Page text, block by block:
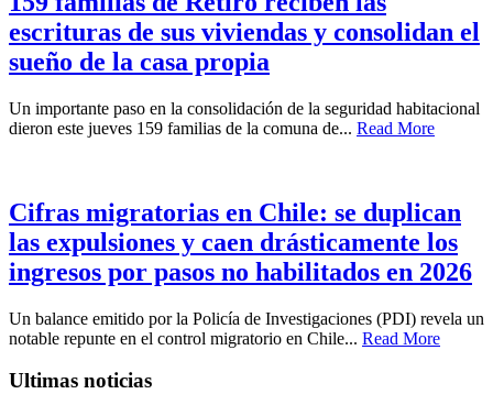
escrituras de sus viviendas y consolidan el
sueño de la casa propia
Un importante paso en la consolidación de la seguridad habitacional
dieron este jueves 159 familias de la comuna de... Read More
Cifras migratorias en Chile: se duplican
las expulsiones y caen drásticamente los
ingresos por pasos no habilitados en 2026
Un balance emitido por la Policía de Investigaciones (PDI) revela un
notable repunte en el control migratorio en Chile... Read More
Ultimas noticias